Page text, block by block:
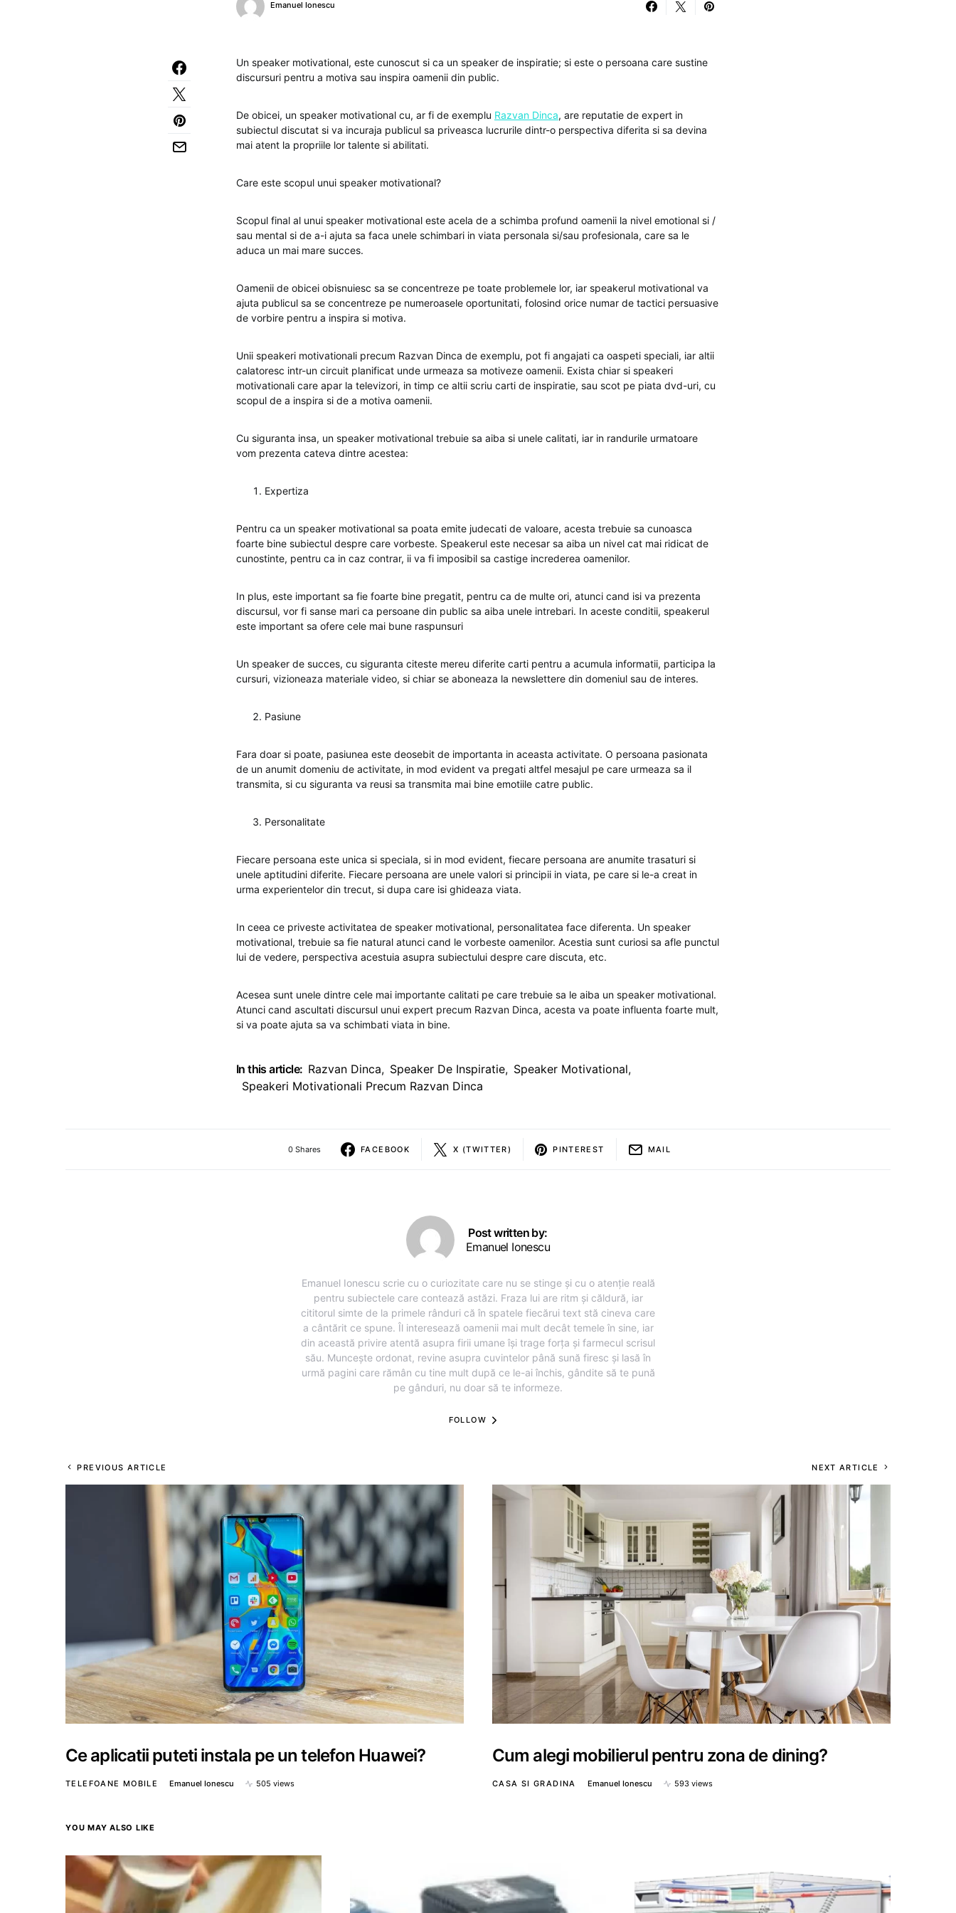
Emanuel Ionescu
Un speaker motivational, este cunoscut si ca un speaker de inspiratie; si este o persoana care sustine
discursuri pentru a motiva sau inspira oamenii din public.
De obicei, un speaker motivational cu, ar fi de exemplu Razvan Dinca, are reputatie de expert in
subiectul discutat si va incuraja publicul sa priveasca lucrurile dintr-o perspectiva diferita si sa devina
mai atent la propriile lor talente si abilitati.
Care este scopul unui speaker motivational?
Scopul final al unui speaker motivational este acela de a schimba profund oamenii la nivel emotional si /
sau mental si de a-i ajuta sa faca unele schimbari in viata personala si/sau profesionala, care sa le
aduca un mai mare succes.
Oamenii de obicei obisnuiesc sa se concentreze pe toate problemele lor, iar speakerul motivational va
ajuta publicul sa se concentreze pe numeroasele oportunitati, folosind orice numar de tactici persuasive
de vorbire pentru a inspira si motiva.
Unii speakeri motivationali precum Razvan Dinca de exemplu, pot fi angajati ca oaspeti speciali, iar altii
calatoresc intr-un circuit planificat unde urmeaza sa motiveze oamenii. Exista chiar si speakeri
motivationali care apar la televizori, in timp ce altii scriu carti de inspiratie, sau scot pe piata dvd-uri, cu
scopul de a inspira si de a motiva oamenii.
Cu siguranta insa, un speaker motivational trebuie sa aiba si unele calitati, iar in randurile urmatoare
vom prezenta cateva dintre acestea:
Expertiza
Pentru ca un speaker motivational sa poata emite judecati de valoare, acesta trebuie sa cunoasca
foarte bine subiectul despre care vorbeste. Speakerul este necesar sa aiba un nivel cat mai ridicat de
cunostinte, pentru ca in caz contrar, ii va fi imposibil sa castige increderea oamenilor.
In plus, este important sa fie foarte bine pregatit, pentru ca de multe ori, atunci cand isi va prezenta
discursul, vor fi sanse mari ca persoane din public sa aiba unele intrebari. In aceste conditii, speakerul
este important sa ofere cele mai bune raspunsuri
Un speaker de succes, cu siguranta citeste mereu diferite carti pentru a acumula informatii, participa la
cursuri, vizioneaza materiale video, si chiar se aboneaza la newslettere din domeniul sau de interes.
Pasiune
Fara doar si poate, pasiunea este deosebit de importanta in aceasta activitate. O persoana pasionata
de un anumit domeniu de activitate, in mod evident va pregati altfel mesajul pe care urmeaza sa il
transmita, si cu siguranta va reusi sa transmita mai bine emotiile catre public.
Personalitate
Fiecare persoana este unica si speciala, si in mod evident, fiecare persoana are anumite trasaturi si
unele aptitudini diferite. Fiecare persoana are unele valori si principii in viata, pe care si le-a creat in
urma experientelor din trecut, si dupa care isi ghideaza viata.
In ceea ce priveste activitatea de speaker motivational, personalitatea face diferenta. Un speaker
motivational, trebuie sa fie natural atunci cand le vorbeste oamenilor. Acestia sunt curiosi sa afle punctul
lui de vedere, perspectiva acestuia asupra subiectului despre care discuta, etc.
Acesea sunt unele dintre cele mai importante calitati pe care trebuie sa le aiba un speaker motivational.
Atunci cand ascultati discursul unui expert precum Razvan Dinca, acesta va poate influenta foarte mult,
si va poate ajuta sa va schimbati viata in bine.
In this article: Razvan Dinca, Speaker De Inspiratie, Speaker Motivational,
Speakeri Motivationali Precum Razvan Dinca
0 Shares FACEBOOK X (TWITTER) PINTEREST MAIL
Post written by:
Emanuel Ionescu
Emanuel Ionescu scrie cu o curiozitate care nu se stinge și cu o atenție reală
pentru subiectele care contează astăzi. Fraza lui are ritm și căldură, iar
cititorul simte de la primele rânduri că în spatele fiecărui text stă cineva care
a cântărit ce spune. Îl interesează oamenii mai mult decât temele în sine, iar
din această privire atentă asupra firii umane își trage forța și farmecul scrisul
său. Muncește ordonat, revine asupra cuvintelor până sună firesc și lasă în
urmă pagini care rămân cu tine mult după ce le-ai închis, gândite să te pună
pe gânduri, nu doar să te informeze.
FOLLOW
PREVIOUS ARTICLE
Ce aplicatii puteti instala pe un telefon Huawei?
TELEFOANE MOBILE Emanuel Ionescu 505 views
NEXT ARTICLE
Cum alegi mobilierul pentru zona de dining?
CASA SI GRADINA Emanuel Ionescu 593 views
YOU MAY ALSO LIKE